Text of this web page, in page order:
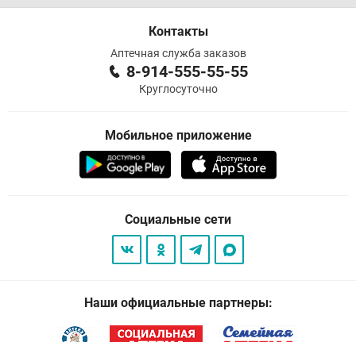
Контакты
Аптечная служба заказов
8-914-555-55-55
Круглосуточно
Мобильное приложение
Социальные сети
Наши официальные партнеры: